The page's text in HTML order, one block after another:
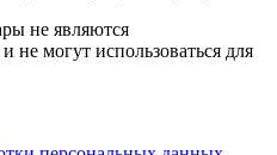
не являются
не могут использоваться для